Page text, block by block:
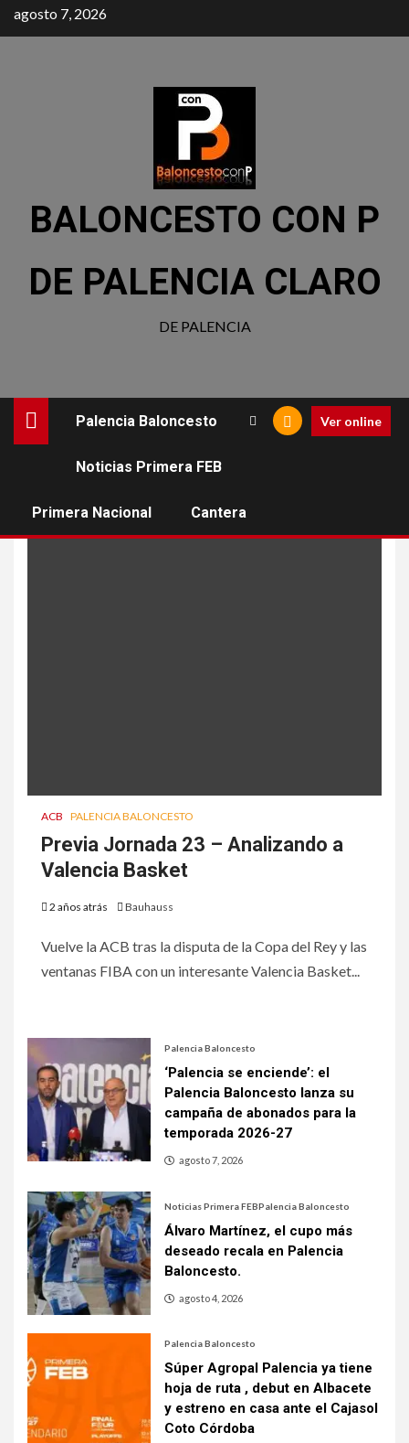
agosto 7, 2026
BALONCESTO CON P
DE PALENCIA CLARO
DE PALENCIA
Palencia Baloncesto
Noticias Primera FEB
Primera Nacional Cantera
Ver online
ACB PALENCIA BALONCESTO
Previa Jornada 23 – Analizando a
Valencia Basket
2 años atrás Bauhauss
Vuelve la ACB tras la disputa de la Copa del Rey y las
ventanas FIBA con un interesante Valencia Basket...
Palencia Baloncesto
‘Palencia se enciende’: el
Palencia Baloncesto lanza su
campaña de abonados para la
temporada 2026-27
agosto 7, 2026
Noticias Primera FEBPalencia Baloncesto
Álvaro Martínez, el cupo más
deseado recala en Palencia
Baloncesto.
agosto 4, 2026
Palencia Baloncesto
Súper Agropal Palencia ya tiene
hoja de ruta , debut en Albacete
y estreno en casa ante el Cajasol
Coto Córdoba